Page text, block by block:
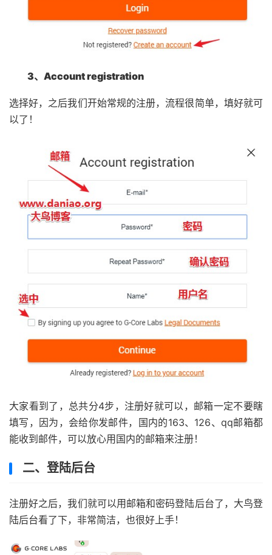
3、Account registration
选择好，之后我们开始常规的注册，流程很简单，填好就可
以了！
大家看到了，总共分4步，注册好就可以，邮箱一定不要瞎
填写，因为，会给你发邮件，国内的163、126、qq邮箱都
能收到邮件，可以放心用国内的邮箱来注册！
二、登陆后台
注册好之后，我们就可以用邮箱和密码登陆后台了，大鸟登
陆后台看了下，非常简洁，也很好上手！